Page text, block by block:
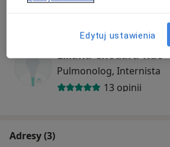
Internista, Diabetolog
Liliana Chodara-Kuc
Pulmonolog, Internista
13 opinii
Adresy (3)
Edytuj ustawienia